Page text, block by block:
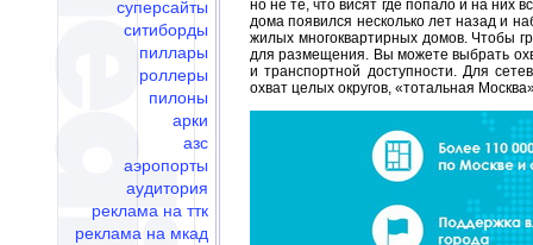
суперсайты
ситиборды
пиллары
роллеры
пилоны
арки
азс
аэропорты
аудитория
реклама на ттк
реклама на мкад
но не те, что висят где попало и на них
дома появился несколько лет назад и
жилых многоквартирных домов. Чтобы
для размещения. Вы можете выбрать
и транспортной доступности. Для
охват целых округов, «тотальная